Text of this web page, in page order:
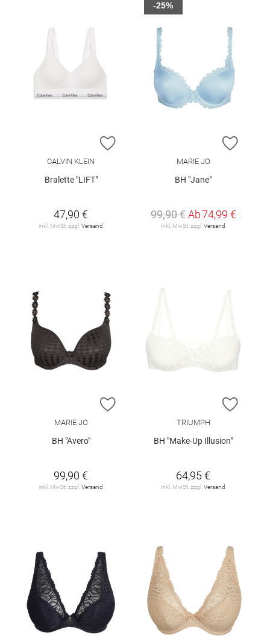
ZUR WUNSCHLISTE HINZUFÜGEN
CALVIN KLEIN
Bralette "LIFT"
47,90 €
inkl. MwSt. zzgl. Versand
ZUR
MARIE JO
BH "Jane"
99,90 € Ab74,99 €
inkl. MwSt. zzgl. Versand
-25%
ZUR WUNSCHLISTE HINZUFÜGEN
MARIE JO
BH "Avero"
99,90 €
inkl. MwSt. zzgl. Versand
ZUR
TRIUMPH
BH "Make-Up Illusion"
64,95 €
inkl. MwSt. zzgl. Versand